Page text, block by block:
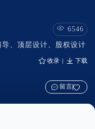
 6546
、顶层设计、股权设计
 收录  下载
留言